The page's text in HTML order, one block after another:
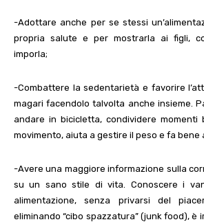
-Adottare anche per se stessi
propria salute e per mostrarla ai figli,
imporla;
-Combattere la sedentarietà e favorire
magari facendolo talvolta anche insieme.
andare in bicicletta, condividere
movimento, aiuta a gestire il peso e fa bene
-Avere una maggiore informazione sulla
su un sano stile di vita. Conoscere i
alimentazione, senza privarsi del
eliminando “cibo spazzatura” (junk food), è